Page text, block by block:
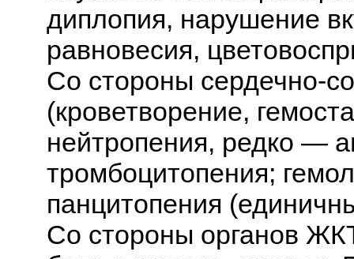
диплопия, нарушение
равновесия,
Со стороны сердечно-
(кроветворение,
нейтропения, редко —
тромбоцитопения;
панцитопения
Со стороны органов